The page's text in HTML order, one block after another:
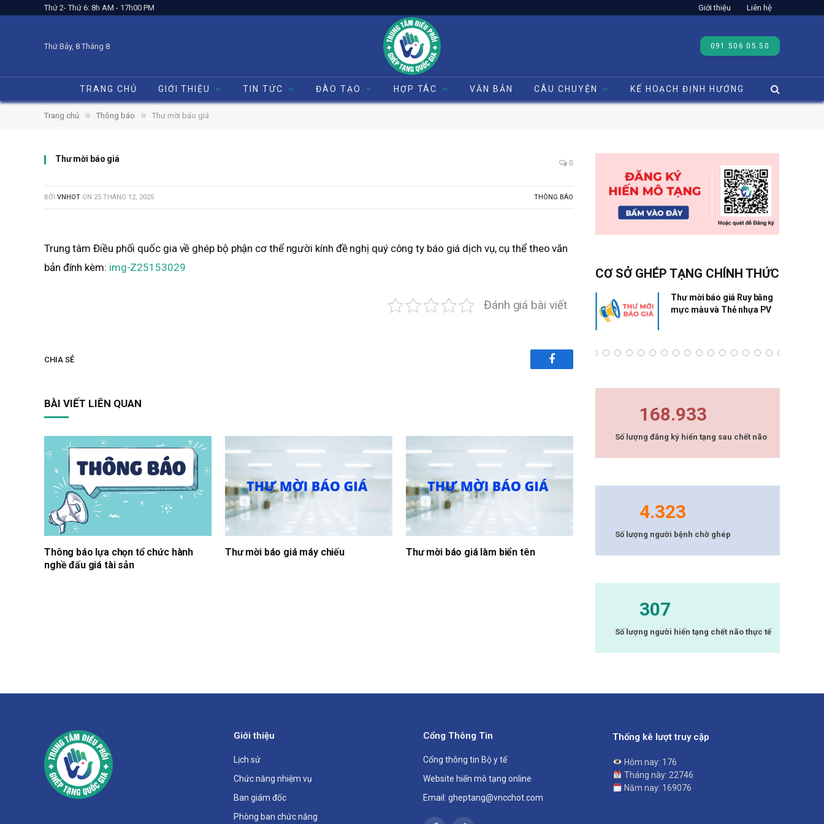
Thứ 2- Thứ 6: 8h AM - 17h00 PM Giới thiệu Liên hệ
Thứ Bảy, 8 Tháng 8 091 506 05 50
TRANG CHỦ GIỚI THIỆU TIN TỨC ĐÀO TẠO HỢP TÁC VĂN BẢN CÂU CHUYỆN KẾ HOẠCH ĐỊNH HƯỚNG
Trang chủ » Thông báo » Thư mời báo giá
Thư mời báo giá 0
BỞI VNHOT ON 25 THÁNG 12, 2025 THÔNG BÁO
Trung tâm Điều phối quốc gia về ghép bộ phận cơ thể người kính đề nghị quý công ty báo giá dịch vụ, cụ thể theo văn
bản đính kèm: img-Z25153029
Đánh giá bài viết
CHIA SẺ
Facebook
BÀI VIẾT LIÊN QUAN
Thông báo lựa chọn tổ chức hành
nghề đấu giá tài sản
Thư mời báo giá máy chiếu Thư mời báo giá làm biển tên
CƠ SỞ GHÉP TẠNG CHÍNH THỨC
Bệnh viện Trung ương Quân
đội 108
Thư mời báo giá Ruy băng
mực màu và Thẻ nhựa PV
168.933
Số lượng đăng ký hiến tạng sau chết não
4.323
Số lượng người bệnh chờ ghép
307
Số lượng người hiến tạng chết não thực tế
Giới thiệu
Lịch sử
Chức năng nhiệm vụ
Ban giám đốc
Phòng ban chức năng
Cổng Thông Tin
Cổng thông tin Bộ y tế
Website hiến mô tạng online
Email: gheptang@vncchot.com
Thống kê lượt truy cập
Hôm nay: 176
Tháng này: 22746
Năm nay: 169076